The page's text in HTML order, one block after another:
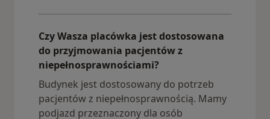
Czy Wasza placówka jest dostosowana
do przyjmowania pacjentów z
niepełnosprawnościami?
Budynek jest dostosowany do potrzeb
pacjentów z niepełnosprawnością. Mamy
podjazd przeznaczony dla osób